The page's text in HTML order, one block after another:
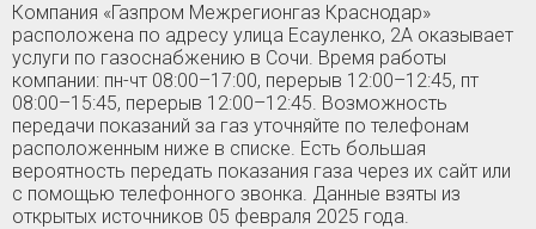
Компания «Газпром Межрегионгаз Краснодар»
расположена по адресу улица Есауленко, 2А оказывает
услуги по газоснабжению в Сочи. Время работы
компании: пн-чт 08:00–17:00, перерыв 12:00–12:45, пт
08:00–15:45, перерыв 12:00–12:45. Возможность
передачи показаний за газ уточняйте по телефонам
расположенным ниже в списке. Есть большая
вероятность передать показания газа через их сайт или
с помощью телефонного звонка. Данные взяты из
открытых источников 05 февраля 2025 года.